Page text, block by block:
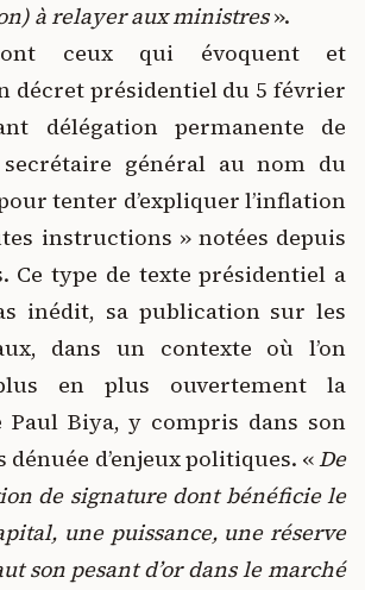
à relayer aux ministres».
ceux qui évoquent et
décret présidentiel du 5 février
délégation permanente de
général au nom du
tenter d’expliquer l’inflation
instructions » notées depuis
Ce type de texte présidentiel a
inédit, sa publication sur les
dans un contexte où l’on
en plus ouvertement la
Paul Biya, y compris dans son
dénuée d’enjeux politiques. «De
de signature dont bénéficie le
une puissance, une réserve
son pesant d’or dans le marché